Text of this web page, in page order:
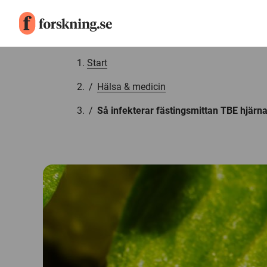
Start
/ Hälsa & medicin
/ Så infekterar fästingsmittan TBE